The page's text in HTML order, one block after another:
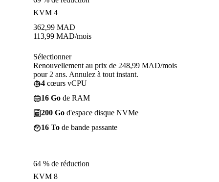
KVM 4
362,99 MAD
113,99 MAD/mois
Sélectionner
Renouvellement au prix de 248,99 MAD/mois
pour 2 ans. Annulez à tout instant.
4 cœurs vCPU
16 Go de RAM
200 Go d'espace disque NVMe
16 To de bande passante
64 % de réduction
KVM 8